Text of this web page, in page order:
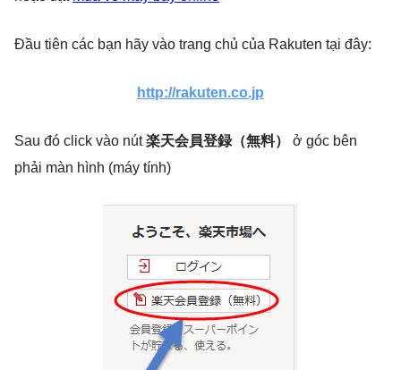
Đầu tiên các bạn hãy vào trang chủ của Rakuten tại đây:
http://rakuten.co.jp
Sau đó click vào nút楽天会員登録（無料） ở góc bên
phải màn hình (máy tính)